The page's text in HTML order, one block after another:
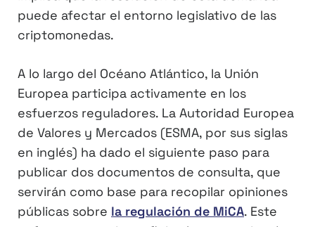
puede afectar el entorno legislativo de las
criptomonedas.
A lo largo del Océano Atlántico, la Unión
Europea participa activamente en los
esfuerzos reguladores. La Autoridad Europea
de Valores y Mercados (ESMA, por sus siglas
en inglés) ha dado el siguiente paso para
publicar dos documentos de consulta, que
servirán como base para recopilar opiniones
públicas sobre la regulación de MiCA. Este